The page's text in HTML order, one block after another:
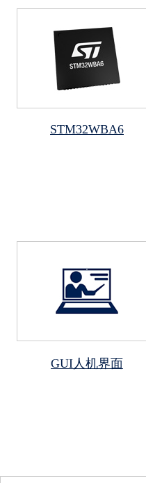
STM32WBA6
GUI人机界面